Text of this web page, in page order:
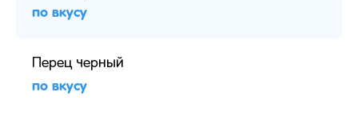
по вкусу
Перец черный
по вкусу